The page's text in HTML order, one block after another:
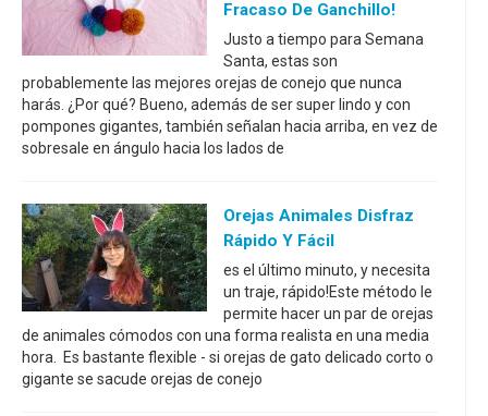
Fracaso De Ganchillo!
Justo a tiempo para Semana
Santa, estas son
probablemente las mejores orejas de conejo que nunca
harás. ¿Por qué? Bueno, además de ser super lindo y con
pompones gigantes, también señalan hacia arriba, en vez de
sobresale en ángulo hacia los lados de
Orejas Animales Disfraz
Rápido Y Fácil
es el último minuto, y necesita
un traje, rápido!Este método le
permite hacer un par de orejas
de animales cómodos con una forma realista en una media
hora. Es bastante flexible - si orejas de gato delicado corto o
gigante se sacude orejas de conejo